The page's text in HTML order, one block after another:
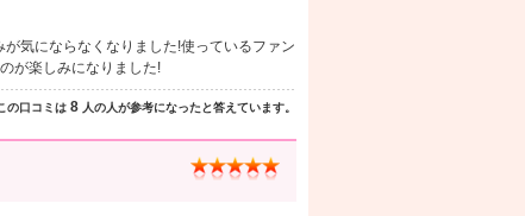
気にならなくなりました!使っているファン
が楽しみになりました!
の口コミは 8 人の人が参考になったと答えています。